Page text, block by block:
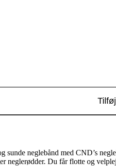
sunde neglebånd med CND’s
neglerødder. Du får flotte og